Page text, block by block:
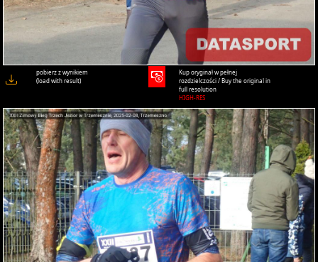
pobierz z wynikiem
(load with result)
Kup oryginał w pełnej
rozdzielczości / Buy the original in
full resolution
HIGH-RES